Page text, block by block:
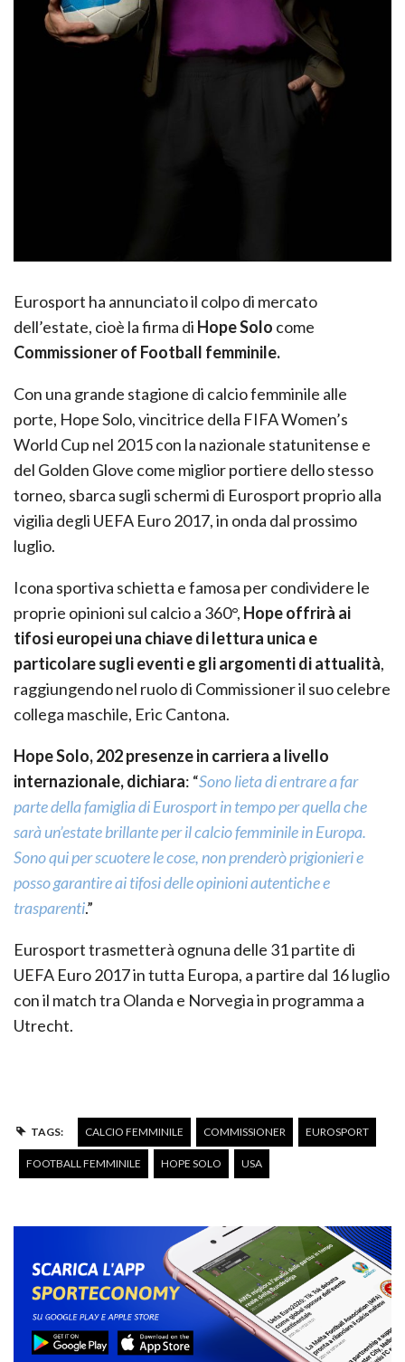
Eurosport ha annunciato il colpo di mercato
dell’estate, cioè la firma di Hope Solo come
Commissioner of Football femminile.
Con una grande stagione di calcio femminile alle
porte, Hope Solo, vincitrice della FIFA Women’s
World Cup nel 2015 con la nazionale statunitense e
del Golden Glove come miglior portiere dello stesso
torneo, sbarca sugli schermi di Eurosport proprio alla
vigilia degli UEFA Euro 2017, in onda dal prossimo
luglio.
Icona sportiva schietta e famosa per condividere le
proprie opinioni sul calcio a 360°, Hope offrirà ai
tifosi europei una chiave di lettura unica e
particolare sugli eventi e gli argomenti di attualità,
raggiungendo nel ruolo di Commissioner il suo celebre
collega maschile, Eric Cantona.
Hope Solo, 202 presenze in carriera a livello
internazionale, dichiara: “Sono lieta di entrare a far
parte della famiglia di Eurosport in tempo per quella che
sarà un’estate brillante per il calcio femminile in Europa.
Sono qui per scuotere le cose, non prenderò prigionieri e
posso garantire ai tifosi delle opinioni autentiche e
trasparenti.”
Eurosport trasmetterà ognuna delle 31 partite di
UEFA Euro 2017 in tutta Europa, a partire dal 16 luglio
con il match tra Olanda e Norvegia in programma a
Utrecht.
TAGS: CALCIO FEMMINILE COMMISSIONER EUROSPORT
FOOTBALL FEMMINILE HOPE SOLO USA